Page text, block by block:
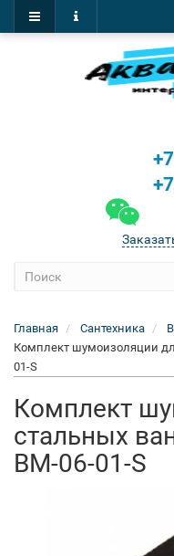
Главная Сантехника
Комплект шумоизоляции
01-S
Комплект
стальных
BM-06-01-S